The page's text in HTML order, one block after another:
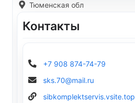
Тюменская обл
Контакты
+7 908 874-74-79
sks.70@mail.ru
sibkomplektservis.vsite.top